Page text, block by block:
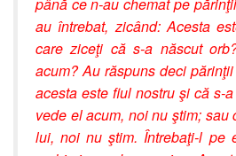
au întrebat, zicând: Acesta
care ziceţi că s-a născut
acum? Au răspuns deci
acesta este fiul nostru şi că s-
vede el acum, noi nu ştim;
lui, noi nu ştim. Întrebaţi-l pe